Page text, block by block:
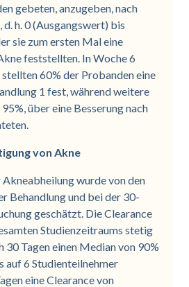
gebeten, anzugeben, nach
h. 0 (Ausgangswert) bis
sie zum ersten Mal eine
feststellten. In Woche 6
60% der Probanden eine
1 fest, während weitere
über eine Besserung nach
von Akne
wurde von den
Behandlung und bei der 30-
geschätzt. Die Clearance
Studienzeitraums stetig
30 Tagen einen Median von 90%
auf 6 Studienteilnehmer
eine Clearance von